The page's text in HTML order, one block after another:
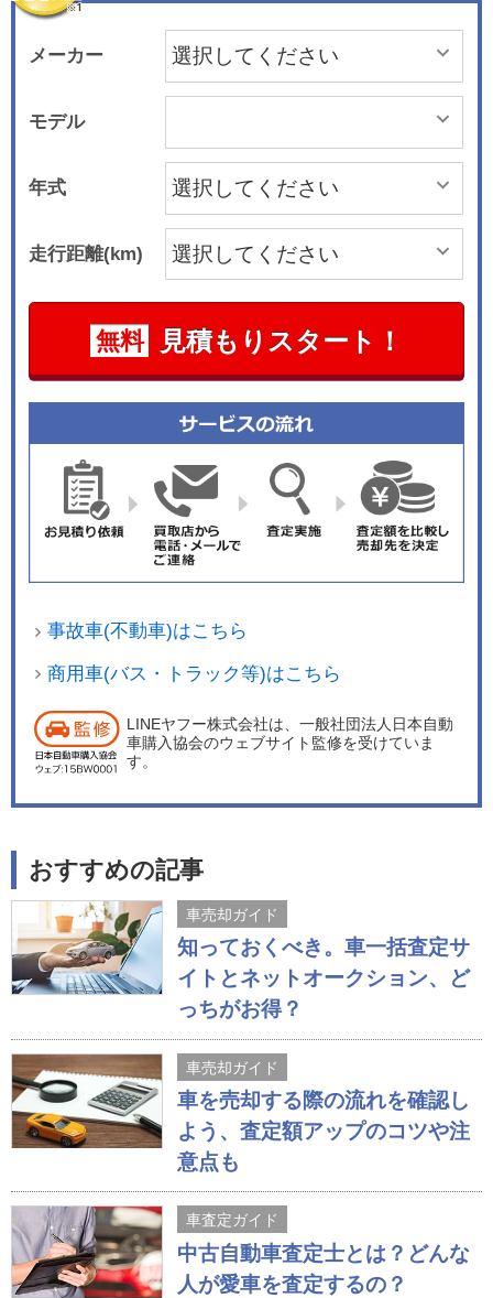
メーカー
モデル
年式
走行距離(km)
無料 見積もりスタート！
事故車(不動車)はこちら
商用車(バス・トラック等)はこちら
LINEヤフー株式会社は、一般社団法人日本自動
車購入協会のウェブサイト監修を受けていま
す。
おすすめの記事
車売却ガイド
知っておくべき。車一括査定サ
イトとネットオークション、ど
っちがお得？
車売却ガイド
車を売却する際の流れを確認し
よう、査定額アップのコツや注
意点も
車査定ガイド
中古自動車査定士とは？どんな
人が愛車を査定するの？